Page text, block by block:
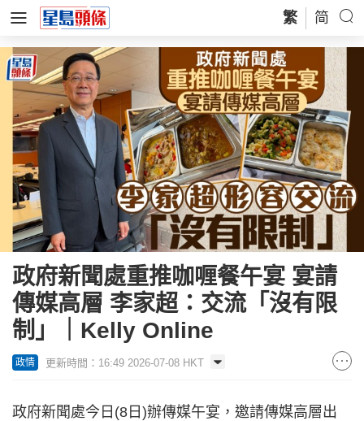
繁 简
政府新聞處重推咖喱餐午宴 宴請
傳媒高層 李家超：交流「沒有限
制」｜Kelly Online
政情 更新時間：16:49 2026-07-08 HKT
政府新聞處今日(8日)辦傳媒午宴，邀請傳媒高層出